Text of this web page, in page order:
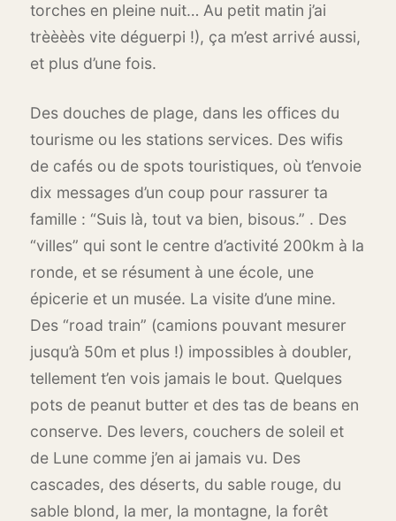
torches en pleine nuit… Au petit matin j’ai
trèèèès vite déguerpi !), ça m’est arrivé aussi,
et plus d’une fois.
Des douches de plage, dans les offices du
tourisme ou les stations services. Des wifis
de cafés ou de spots touristiques, où t’envoie
dix messages d’un coup pour rassurer ta
famille : “Suis là, tout va bien, bisous.” . Des
“villes” qui sont le centre d’activité 200km à la
ronde, et se résument à une école, une
épicerie et un musée. La visite d’une mine.
Des “road train” (camions pouvant mesurer
jusqu’à 50m et plus !) impossibles à doubler,
tellement t’en vois jamais le bout. Quelques
pots de peanut butter et des tas de beans en
conserve. Des levers, couchers de soleil et
de Lune comme j’en ai jamais vu. Des
cascades, des déserts, du sable rouge, du
sable blond, la mer, la montagne, la forêt